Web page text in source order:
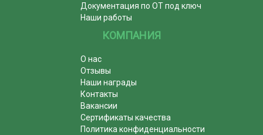
Документация по ОТ под ключ
Наши работы
КОМПАНИЯ
О нас
Отзывы
Наши награды
Контакты
Вакансии
Сертификаты качества
Политика конфиденциальности